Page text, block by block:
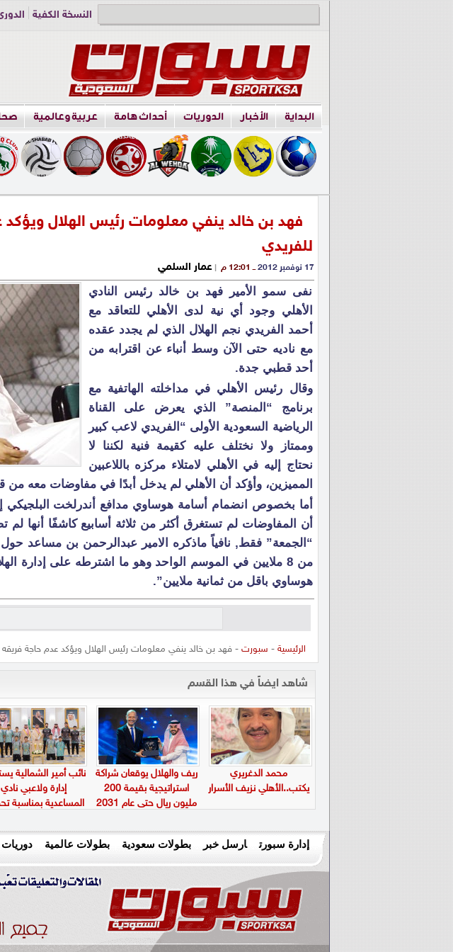
النسخة الكفية
البداية الأخبار الدوريات أحداث هامة عربية وعالمية
فهد بن خالد ينفي معلومات رئيس الهلال ويؤكد
للفريدي
17 نوفمبر 2012 ــ 12:01 م |عمار السلمي
نفى سمو الأمير فهد بن خالد رئيس النادي
الأهلي وجود أي نية لدى الأهلي للتعاقد مع
أحمد الفريدي نجم الهلال الذي لم يجدد عقده
مع ناديه حتى الآن وسط أنباء عن اقترابه من
أحد قطبي جدة.
وقال رئيس الأهلي في مداخلته الهاتفية مع
برنامج “المنصة” الذي يعرض على القناة
الرياضية السعودية الأولى “الفريدي لاعب كبير
وممتاز ولا نختلف عليه كقيمة فنية لكننا لا
نحتاج إليه في الأهلي لامتلاء مركزه باللاعبين
المميزين، وأؤكد أن الأهلي لم يدخل أبدًا في مفاوضات معه من
أما بخصوص انضمام أسامة هوساوي مدافع أندرلخت البلجيكي
أن المفاوضات لم تستغرق أكثر من ثلاثة أسابيع كاشفًا أنها لم
“الجمعة” فقط, نافياً ماذكره الامير عبدالرحمن بن مساعد
من 8 ملايين في الموسم الواحد وهو ما اشترطه على إدارة
هوساوي باقل من ثمانية ملايين”.
الرئيسية - سبورت - فهد بن خالد ينفي معلومات رئيس الهلال ويؤكد عدم حاجة فريقه
شاهد ايضاً في هذا القسم
محمد الدغريري
يكتب..الأهلي نزيف الأسرار
ريف والهلال يوقعان شراكة
استراتيجية بقيمة 200
مليون ريال حتى عام 2031
نائب أمير الشمالية
إدارة ولاعبي نادي
المساعدية بمناسبة
إدارة سبورت ارسل خبر بطولات سعودية بطولات عالمية دوريات